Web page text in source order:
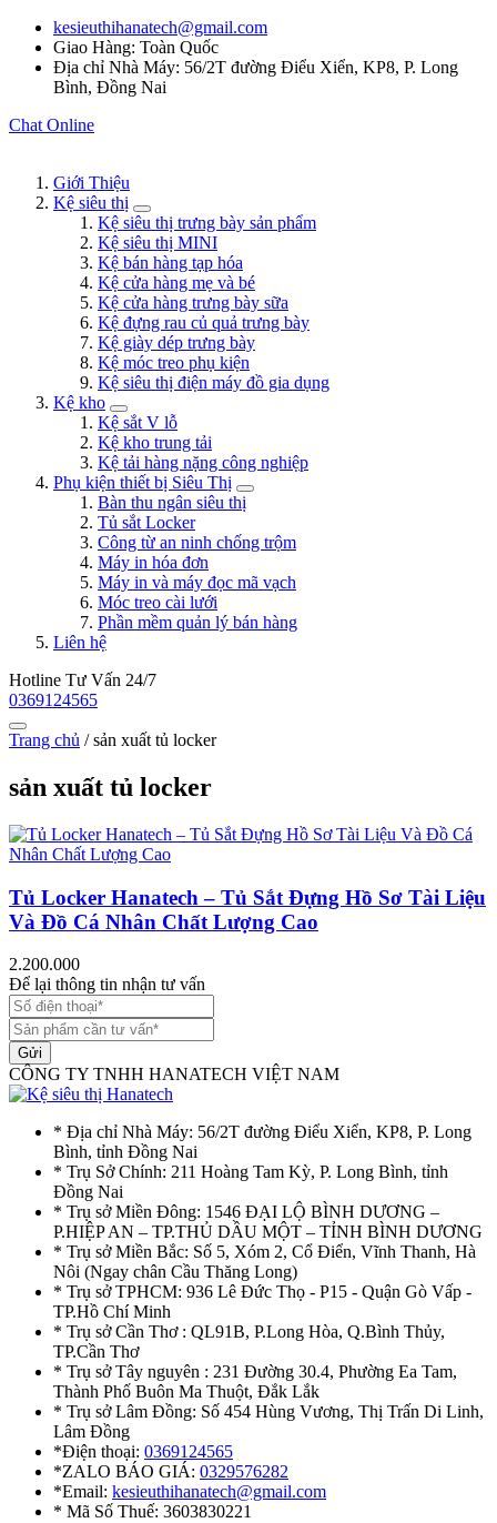
kesieuthihanatech@gmail.com
Giao Hàng: Toàn Quốc
Địa chỉ Nhà Máy: 56/2T đường Điểu Xiển, KP8, P. Long
Bình, Đồng Nai
Chat Online
Giới Thiệu
Kệ siêu thị
Kệ siêu thị trưng bày sản phẩm
Kệ siêu thị MINI
Kệ bán hàng tạp hóa
Kệ cửa hàng mẹ và bé
Kệ cửa hàng trưng bày sữa
Kệ đựng rau củ quả trưng bày
Kệ giày dép trưng bày
Kệ móc treo phụ kiện
Kệ siêu thị điện máy đồ gia dụng
Kệ kho
Kệ sắt V lỗ
Kệ kho trung tải
Kệ tải hàng nặng công nghiệp
Phụ kiện thiết bị Siêu Thị
Bàn thu ngân siêu thị
Tủ sắt Locker
Công từ an ninh chống trộm
Máy in hóa đơn
Máy in và máy đọc mã vạch
Móc treo cài lưới
Phần mềm quản lý bán hàng
Liên hệ
Hotline Tư Vấn 24/7
0369124565
Trang chủ /sản xuất tủ locker
sản xuất tủ locker
Tủ Locker Hanatech – Tủ Sắt Đựng Hồ Sơ Tài Liệu
Và Đồ Cá Nhân Chất Lượng Cao
2.200.000
Để lại thông tin nhận tư vấn
Gửi
CÔNG TY TNHH HANATECH VIỆT NAM
* Địa chỉ Nhà Máy: 56/2T đường Điểu Xiển, KP8, P. Long
Bình, tỉnh Đồng Nai
* Trụ Sở Chính: 211 Hoàng Tam Kỳ, P. Long Bình, tỉnh
Đồng Nai
* Trụ sở Miền Đông: 1546 ĐẠI LỘ BÌNH DƯƠNG –
P.HIỆP AN – TP.THỦ DẦU MỘT – TỈNH BÌNH DƯƠNG
* Trụ sở Miền Bắc: Số 5, Xóm 2, Cổ Điển, Vĩnh Thanh, Hà
Nôi (Ngay chân Cầu Thăng Long)
* Trụ sở TPHCM: 936 Lê Đức Thọ - P15 - Quận Gò Vấp -
TP.Hồ Chí Minh
* Trụ sở Cần Thơ : QL91B, P.Long Hòa, Q.Bình Thủy,
TP.Cần Thơ
* Trụ sở Tây nguyên : 231 Đường 30.4, Phường Ea Tam,
Thành Phố Buôn Ma Thuột, Đắk Lắk
* Trụ sở Lâm Đồng: Số 454 Hùng Vương, Thị Trấn Di Linh,
Lâm Đồng
*Điện thoại: 0369124565
*ZALO BÁO GIÁ: 0329576282
*Email: kesieuthihanatech@gmail.com
* Mã Số Thuế: 3603830221